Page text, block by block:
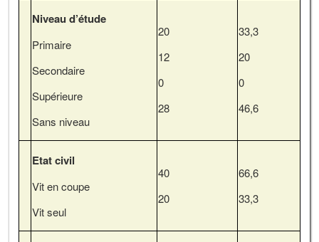
Niveau d’étude
Primaire
Secondaire
Supérieure
Sans niveau
20
12
0
28
33,3
20
0
46,6
Etat civil
Vit en coupe
Vit seul
40
20
66,6
33,3